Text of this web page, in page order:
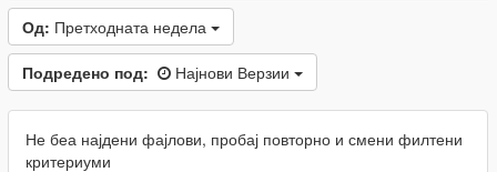
Од: Претходната недела
Подредено под: Најнови Верзии
Не беа најдени фајлови, пробај повторно и смени филтени
критериуми